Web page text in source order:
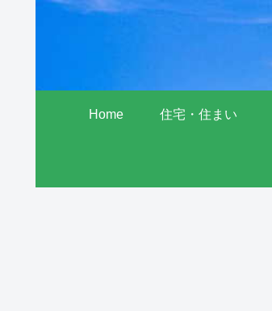
Home 住宅・住まい